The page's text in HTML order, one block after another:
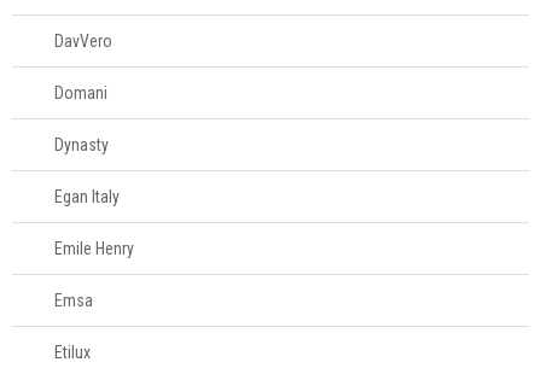
Decoração
Login
Criar conta
Pesquisar Lista
Conosco
61
996581061
DavVero
Domani
Dynasty
Egan Italy
Emile Henry
Emsa
Etilux